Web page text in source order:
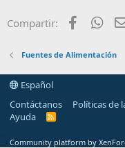
Compartir:
Fuentes de Alimentación
Español
Contáctanos
Políticas de
Ayuda
R
Community platform by